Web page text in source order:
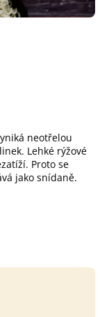
neotřelou
Lehké rýžové
Proto se
jako snídaně.